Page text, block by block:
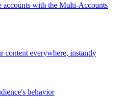
accounts with the Multi-Accounts
content everywhere, instantly
behavior